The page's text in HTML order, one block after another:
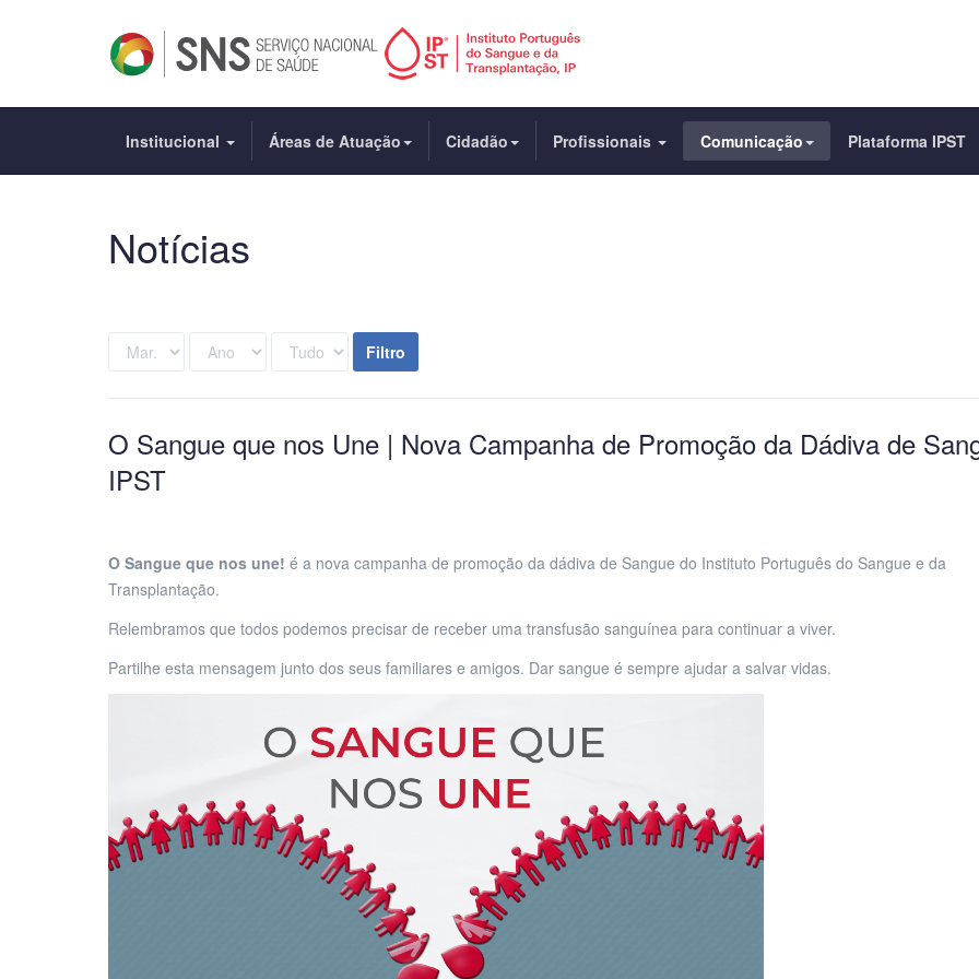
Institucional Áreas de Atuação Cidadão Profissionais Comunicação Plataforma IPST
Notícias
Filtro
O Sangue que nos Une | Nova Campanha de Promoção da Dádiva de
IPST
O Sangue que nos une! é a nova campanha de promoção da dádiva de Sangue do Instituto Português do Sangue e da
Transplantação.
Relembramos que todos podemos precisar de receber uma transfusão sanguínea para continuar a viver.
Partilhe esta mensagem junto dos seus familiares e amigos. Dar sangue é sempre ajudar a salvar vidas.